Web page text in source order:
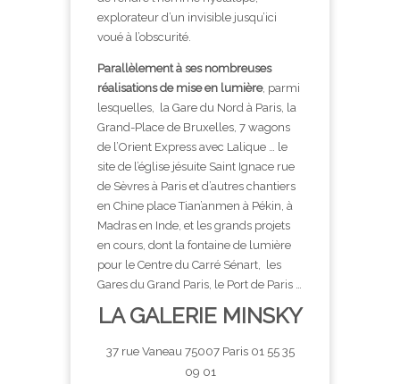
explorateur d’un invisible jusqu’ici
voué à l’obscurité.
Parallèlement à ses nombreuses
réalisations de mise en lumière, parmi
lesquelles, la Gare du Nord à Paris, la
Grand-Place de Bruxelles, 7 wagons
de l’Orient Express avec Lalique … le
site de l’église jésuite Saint Ignace rue
de Sèvres à Paris et d’autres chantiers
en Chine place Tian’anmen à Pékin, à
Madras en Inde, et les grands projets
en cours, dont la fontaine de lumière
pour le Centre du Carré Sénart, les
Gares du Grand Paris, le Port de Paris …
LA GALERIE MINSKY
37 rue Vaneau 75007 Paris 01 55 35
09 01